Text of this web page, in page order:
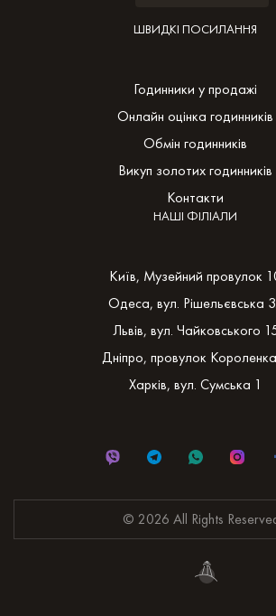
ШВИДКІ ПОСИЛАННЯ
Годинники у продажі
Онлайн оцінка годинників
Обмін годинників
Викуп золотих годинників
Контакти
НАШІ ФІЛІАЛИ
Київ, Музейний провулок
Одеса, вул. Рішельєвська
Львів, вул. Чайковського
Дніпро, провулок
Харків, вул. Сумська 1
© 2026 All Rights